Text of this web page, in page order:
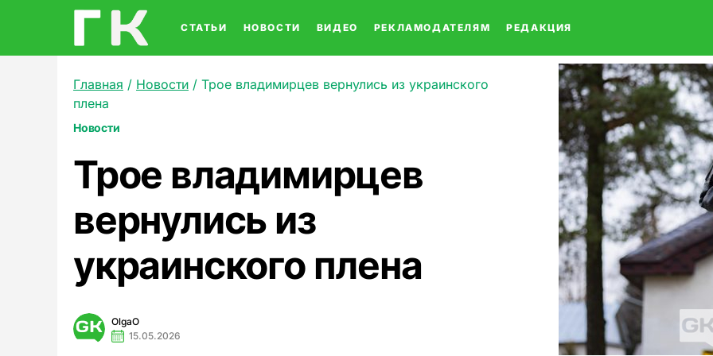
СТАТЬИ НОВОСТИ ВИДЕО РЕКЛАМОДАТЕЛЯМ РЕДАКЦИЯ
Главная / Новости / Трое владимирцев вернулись из украинского
плена
Новости
Трое владимирцев
вернулись из
украинского плена
OlgaO
15.05.2026